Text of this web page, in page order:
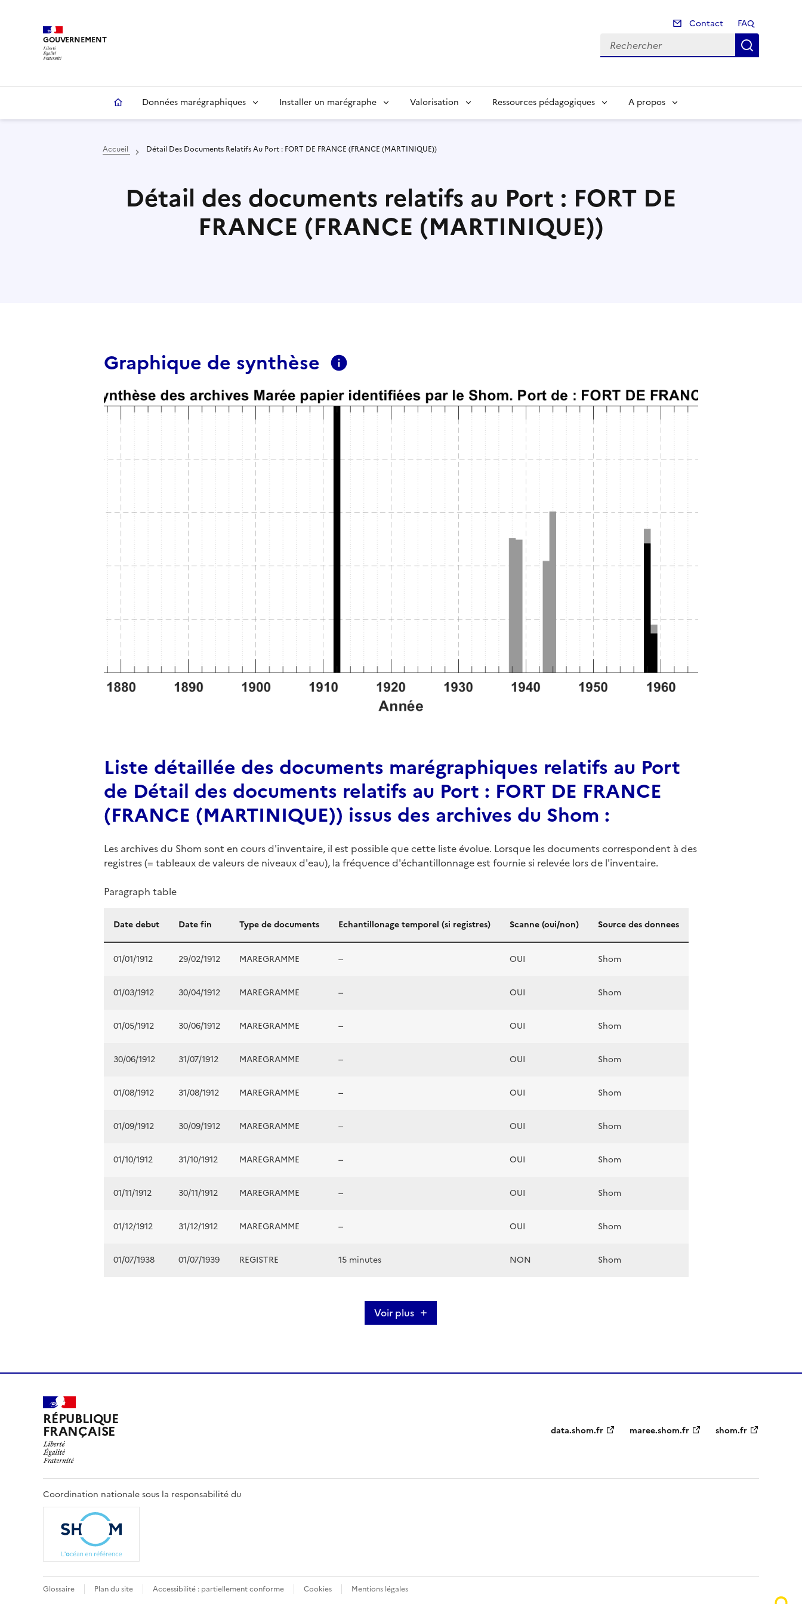
GOUVERNEMENT Contact
Contact FAQ
Données marégraphiques Installer un marégraphe Valorisation Ressources pédagogiques A propos
Accueil Détail Des Documents Relatifs Au Port : FORT DE FRANCE (FRANCE (MARTINIQUE))
Détail des documents relatifs au Port : FORT DE
FRANCE (FRANCE (MARTINIQUE))
Graphique de synthèse
Liste détaillée des documents marégraphiques relatifs au Port
de Détail des documents relatifs au Port : FORT DE FRANCE
(FRANCE (MARTINIQUE)) issus des archives du Shom :
Les archives du Shom sont en cours d'inventaire, il est possible que cette liste évolue. Lorsque les documents correspondent à des
registres (= tableaux de valeurs de niveaux d'eau), la fréquence d'échantillonnage est fournie si relevée lors de l'inventaire.
Paragraph table
Date debut Date fin Type de documents Echantillonage temporel (si registres) Scanne (oui/non) Source des donnees
01/01/1912 29/02/1912 MAREGRAMME -- OUI Shom
01/03/1912 30/04/1912 MAREGRAMME -- OUI Shom
01/05/1912 30/06/1912 MAREGRAMME -- OUI Shom
30/06/1912 31/07/1912 MAREGRAMME -- OUI Shom
01/08/1912 31/08/1912 MAREGRAMME -- OUI Shom
01/09/1912 30/09/1912 MAREGRAMME -- OUI Shom
01/10/1912 31/10/1912 MAREGRAMME -- OUI Shom
01/11/1912 30/11/1912 MAREGRAMME -- OUI Shom
01/12/1912 31/12/1912 MAREGRAMME -- OUI Shom
01/07/1938 01/07/1939 REGISTRE 15 minutes NON Shom
Voir plus
RÉPUBLIQUE
FRANÇAISE Partenaires
data.shom.fr maree.shom.fr shom.fr
Coordination nationale sous la responsabilité du
Pied
Glossaire Plan du site Accessibilité : partiellement conforme Cookies Mentions légales